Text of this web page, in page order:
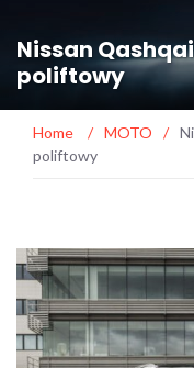
Nissan
poliftowy
Home / MOTO /
poliftowy